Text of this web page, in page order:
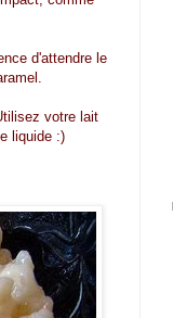
d'attendre le
votre lait
liquide :)